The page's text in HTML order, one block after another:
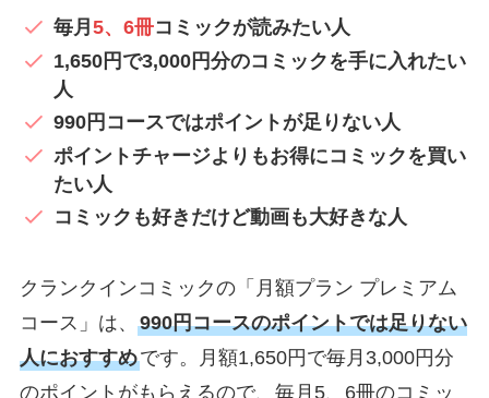
毎月5、6冊コミックが読みたい人
1,650円で3,000円分のコミックを手に入れたい
人
990円コースではポイントが足りない人
ポイントチャージよりもお得にコミックを買い
たい人
コミックも好きだけど動画も大好きな人
クランクインコミックの「月額プラン プレミアム
コース」は、 990円コースのポイントでは足りない
人におすすめです。月額1,650円で毎月3,000円分
のポイントがもらえるので、毎月5、6冊のコミッ